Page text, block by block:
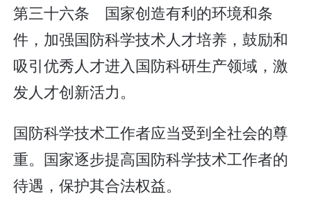
第三十六条 国家创造有利的环境和条
件，加强国防科学技术人才培养，鼓励和
吸引优秀人才进入国防科研生产领域，激
发人才创新活力。
国防科学技术工作者应当受到全社会的尊
重。国家逐步提高国防科学技术工作者的
待遇，保护其合法权益。